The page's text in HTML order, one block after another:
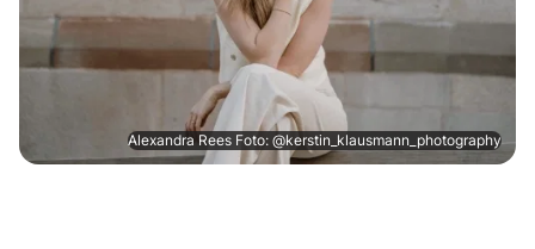
Alexandra Rees Foto: @kerstin_klausmann_photography